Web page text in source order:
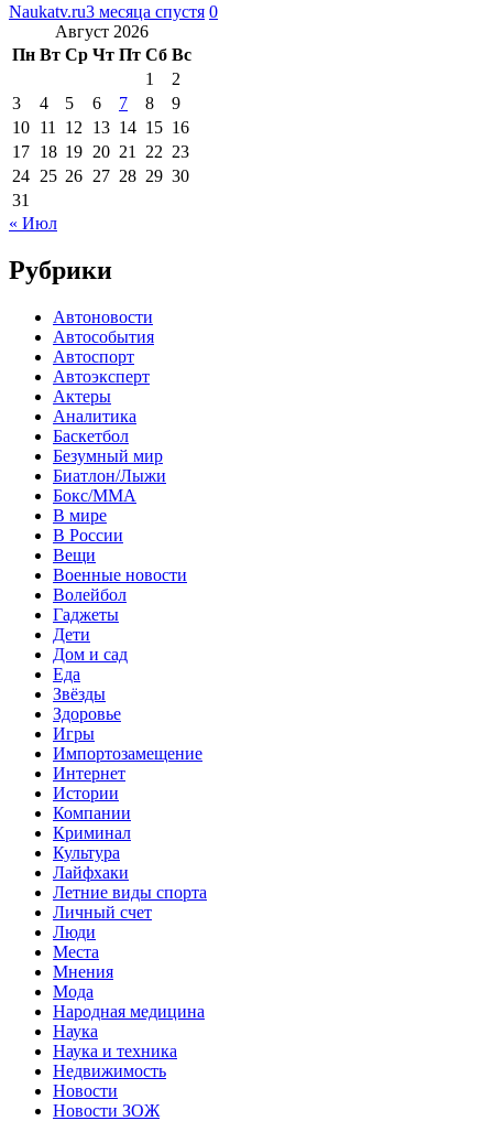
Naukatv.ru3 месяца спустя 0
Август 2026
Пн Вт Ср Чт Пт Сб Вс
1
2
3
4 5 6 7 8
9
10 11 12 13 14 15 16
17 18 19 20 21 22 23
24 25 26 27 28 29 30
31
« Июл
Рубрики
Автоновости
Автособытия
Автоспорт
Автоэксперт
Актеры
Аналитика
Баскетбол
Безумный мир
Биатлон/Лыжи
Бокс/MMA
В мире
В России
Вещи
Военные новости
Волейбол
Гаджеты
Дети
Дом и сад
Еда
Звёзды
Здоровье
Игры
Импортозамещение
Интернет
Истории
Компании
Криминал
Культура
Лайфхаки
Летние виды спорта
Личный счет
Люди
Места
Мнения
Мода
Народная медицина
Наука
Наука и техника
Недвижимость
Новости
Новости ЗОЖ